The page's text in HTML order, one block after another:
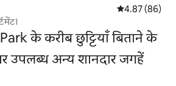
औसत रेटिंग 5 में
4.87 (86)
के करीब छुट्टियाँ बिताने के
उपलब्ध अन्य शानदार जगहें